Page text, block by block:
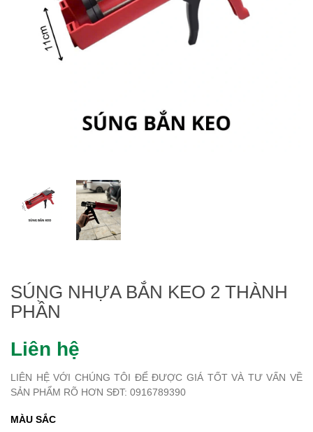
SÚNG NHỰA BẮN KEO 2 THÀNH
PHẦN
Liên hệ
LIÊN HỆ VỚI CHÚNG TÔI ĐỂ ĐƯỢC GIÁ TỐT VÀ TƯ VẤN VỀ
SẢN PHẨM RÕ HƠN SĐT: 0916789390
MÀU SẮC